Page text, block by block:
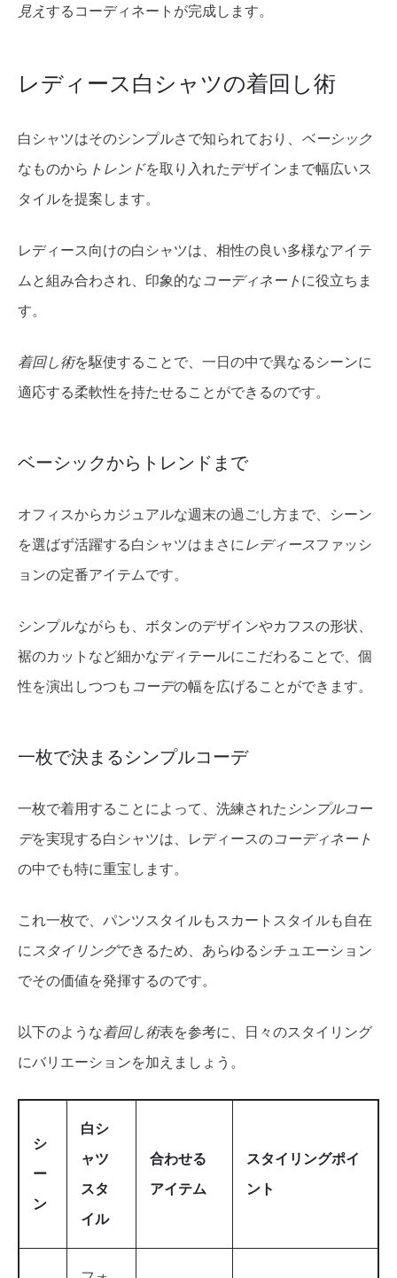
見えするコーディネートが完成します。
レディース白シャツの着回し術
白シャツはそのシンプルさで知られており、 ベーシック
なものから トレンドを取り入れたデザインまで幅広いス
タイルを提案します。
レディース向けの白シャツは、相性の良い多様なアイテ
ムと組み合わされ、印象的なコーディネートに役立ちま
す。
着回し術を駆使することで、一日の中で異なるシーンに
適応する柔軟性を持たせることができるのです。
ベーシックからトレンドまで
オフィスからカジュアルな週末の過ごし方まで、シーン
を選ばず活躍する白シャツはまさにレディースファッシ
ョンの定番アイテムです。
シンプルながらも、ボタンのデザインやカフスの形状、
裾のカットなど細かなディテールにこだわることで、個
性を演出しつつもコーデの幅を広げることができます。
一枚で決まるシンプルコーデ
一枚で着用することによって、洗練されたシンプルコー
デを実現する白シャツは、レディースのコーディネート
の中でも特に重宝します。
これ一枚で、パンツスタイルもスカートスタイルも自在
にスタイリングできるため、あらゆるシチュエーション
でその価値を発揮するのです。
以下のような着回し術表を参考に、日々のスタイリング
にバリエーションを加えましょう。
シ
ー
ン
白シ
ャツ
スタ
イル
合わせる
アイテム
スタイリングポイ
ント